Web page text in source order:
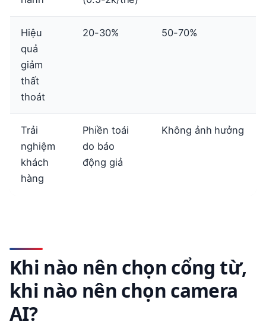
Hiệu
quả
giảm
thất
thoát
20-30% 50-70%
Trải
nghiệm
khách
hàng
Phiền toái
do báo
động giả
Không ảnh hưởng
Khi nào nên chọn cổng từ,
khi nào nên chọn camera
AI?